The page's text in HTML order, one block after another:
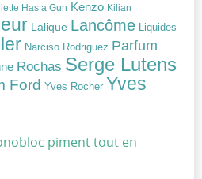
Has a Gun Kenzo Kilian
Lalique Lancôme Liquides
Narciso Rodriguez Parfum
Rochas Serge Lutens
Ford Yves Rocher Yves
piment tout en